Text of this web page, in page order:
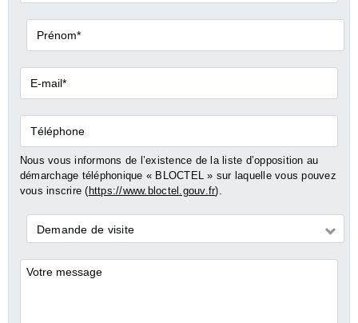
Prénom*
E-
mail*
Téléphone
Nous vous informons de l’existence de la liste d’opposition au
démarchage téléphonique « BLOCTEL » sur laquelle vous pouvez
vous inscrire (https://www.bloctel.gouv.fr).
Demande
*
Demande de visite
Commentaires